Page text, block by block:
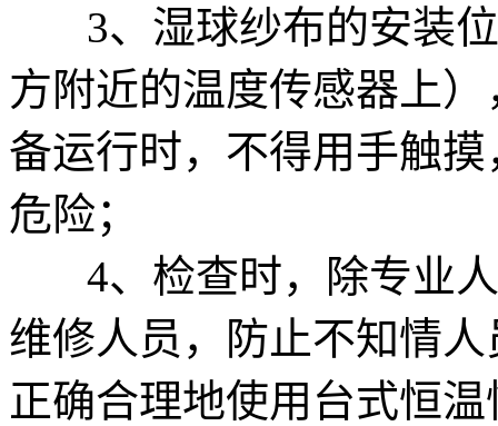
3、湿球纱布的安装位
方附近的温度传感器上
备运行时，不得用手触
危险；
4、检查时，除专业人
维修人员，防止不知情
正确合理地使用台式恒